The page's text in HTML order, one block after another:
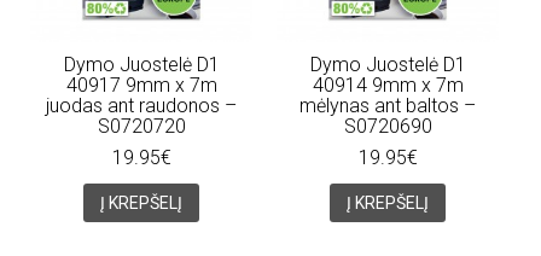
Dymo Juostelė D1
40917 9mm x 7m
juodas ant raudonos –
S0720720
19.95€
Į KREPŠELĮ
Dymo Juostelė D1
40914 9mm x 7m
mėlynas ant baltos –
S0720690
19.95€
Į KREPŠELĮ